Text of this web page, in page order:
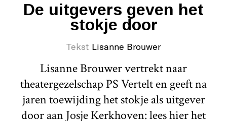
De uitgevers geven het
stokje door
Tekst Lisanne Brouwer
Lisanne Brouwer vertrekt naar
theatergezelschap PS Vertelt en geeft na
jaren toewijding het stokje als uitgever
door aan Josje Kerkhoven: lees hier het